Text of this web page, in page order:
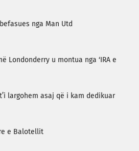
nga Man Utd
Londonderry u montua nga ‘IRA e
largohem asaj që i kam dedikuar
e Balotellit